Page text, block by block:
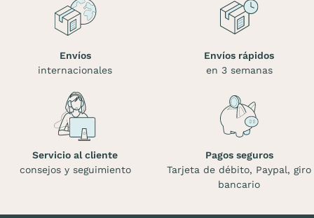
Envíos
internacionales
Envíos rápidos
en 3 semanas
Servicio al cliente
consejos y seguimiento
Pagos seguros
Tarjeta de débito, Paypal, giro
bancario